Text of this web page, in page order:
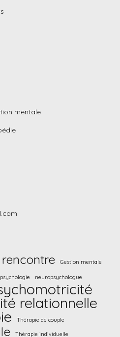
mentale
Gestion mentale
neuropsychologue
relationnelle
Thérapie de couple
Thérapie individuelle